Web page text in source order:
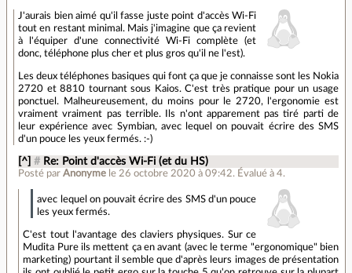
J'aurais bien aimé qu'il fasse juste point d'accès Wi-Fi
tout en restant minimal. Mais j'imagine que ça revient
à l'équiper d'une connectivité Wi-Fi complète (et
donc, téléphone plus cher et plus gros qu'il ne l'est).
Les deux téléphones basiques qui font ça que je connaisse sont les Nokia
2720 et 8810 tournant sous Kaios. C'est très pratique pour un usage
ponctuel. Malheureusement, du moins pour le 2720, l'ergonomie est
vraiment vraiment pas terrible. Ils n'ont apparement pas tiré parti de
leur expérience avec Symbian, avec lequel on pouvait écrire des SMS
d'un pouce les yeux fermés. :-)
[^] # Re: Point d'accès Wi-Fi (et du HS)
Posté parAnonyme le 26 octobre 2020 à 09:42. Évalué à4.
avec lequel on pouvait écrire des SMS d'un pouce
les yeux fermés.
C'est tout l'avantage des claviers physiques. Sur ce
Mudita Pure ils mettent ça en avant (avec le terme "ergonomique" bien
marketing) pourtant il semble que d'après leurs images de présentation